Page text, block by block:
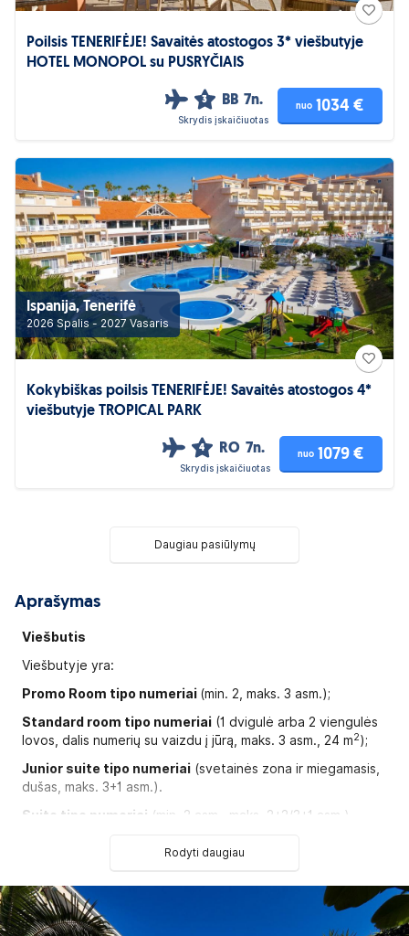
Poilsis TENERIFĖJE! Savaitės atostogos 3* viešbutyje
HOTEL MONOPOL su PUSRYČIAIS
3 BB 7n.
Skrydis įskaičiuotas
nuo 1034 €
Ispanija, Tenerifė
2026 Spalis - 2027 Vasaris
Kokybiškas poilsis TENERIFĖJE! Savaitės atostogos 4*
viešbutyje TROPICAL PARK
4 RO 7n.
Skrydis įskaičiuotas
nuo 1079 €
Daugiau pasiūlymų
Aprašymas
Viešbutis
Viešbutyje yra:
Promo Room tipo numeriai (min. 2, maks. 3 asm.);
Standard room tipo numeriai (1 dvigulė arba 2 viengulės
lovos, dalis numerių su vaizdu į jūrą, maks. 3 asm., 24 m2);
Junior suite tipo numeriai (svetainės zona ir miegamasis,
dušas, maks. 3+1 asm.).
Suite tipo numeriai (min. 2 asm., maks. 2+2/3+1 asm.).
Galima atsiskaityti kreditinėmis kortelėmis:
Visa,
Mastercard, EuroCard
Rodyti daugiau